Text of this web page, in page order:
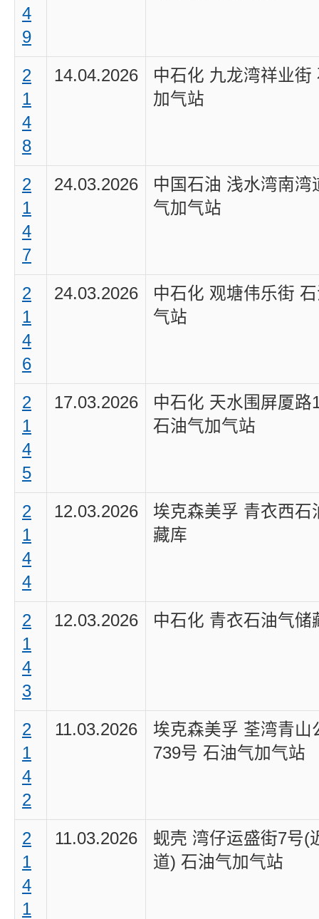
4
9
2
1
4
8
14.04.2026
中石化 九龙湾祥业街
加气站
2
1
4
7
24.03.2026
中国石油 浅水湾南湾
气加气站
2
1
4
6
24.03.2026
中石化 观塘伟乐街
气站
2
1
4
5
17.03.2026
中石化 天水围屏厦路
石油气加气站
2
1
4
4
12.03.2026
埃克森美孚 青衣西石
藏库
2
1
4
3
12.03.2026 中石化 青衣石油气储
2
1
4
2
11.03.2026
埃克森美孚 荃湾青山
739号 石油气加气站
2
1
4
1
11.03.2026
蚬壳 湾仔运盛街7号(
道) 石油气加气站